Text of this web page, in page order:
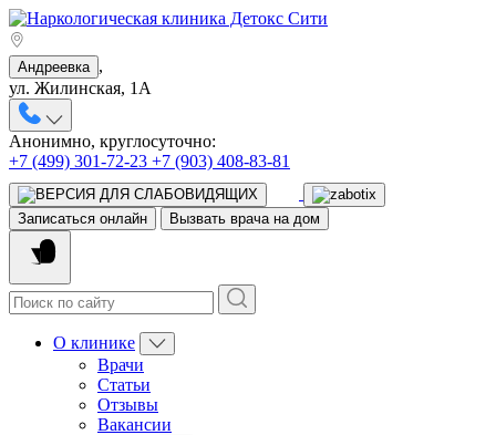
Андреевка ,
ул. Жилинская, 1А
Анонимно, круглосуточно:
+7 (499) 301-72-23 +7 (903) 408-83-81
Записаться онлайн Вызвать врача на дом
О клинике
Врачи
Статьи
Отзывы
Вакансии